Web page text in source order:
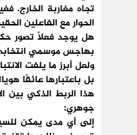
تجاه مغاربة الخارج.
الحوار مع الفاعلين
هل يوجد فعلاً تصور
بهاجس موسمي
ولعل أبرز ما يلفت
بل باعتبارها عائقًا
هذا الربط الذكي بين
جوهري:
إلى أي مدى يمكن